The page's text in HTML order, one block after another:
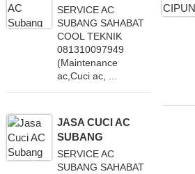
SERVICE AC
SUBANG SAHABAT
COOL TEKNIK
081310097949
(Maintenance
ac,Cuci ac, ...
JASA CUCI AC
SUBANG
SERVICE AC
SUBANG SAHABAT